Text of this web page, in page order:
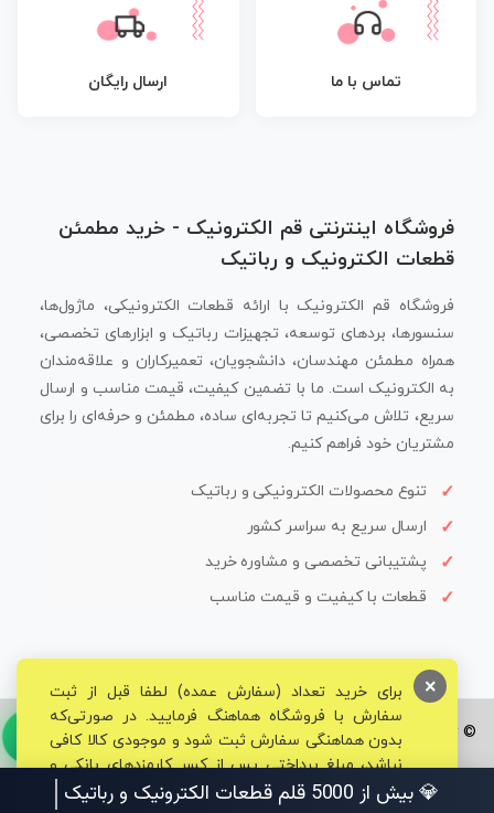
تماس با ما ارسال رایگان
فروشگاه اینترنتی قم الکترونیک - خرید مطمئن
قطعات الکترونیک و رباتیک
فروشگاه قم الکترونیک با ارائه قطعات الکترونیکی، ماژول‌ها،
سنسورها، بردهای توسعه، تجهیزات رباتیک و ابزارهای تخصصی،
همراه مطمئن مهندسان، دانشجویان، تعمیرکاران و علاقه‌مندان
به الکترونیک است. ما با تضمین کیفیت، قیمت مناسب و ارسال
سریع، تلاش می‌کنیم تا تجربه‌ای ساده، مطمئن و حرفه‌ای را برای
مشتریان خود فراهم کنیم.
تنوع محصولات الکترونیکی و رباتیک
ارسال سریع به سراسر کشور
پشتیبانی تخصصی و مشاوره خرید
قطعات با کیفیت و قیمت مناسب
© تمامی حقوق برای فروشگاه تخصصی قم الکترونیک محفوظ می‌باشد.
برای خرید تعداد (سفارش عمده) لطفا قبل از ثبت
سفارش با فروشگاه هماهنگ فرمایید. در صورتی‌که
بدون هماهنگی سفارش ثبت شود و موجودی کالا کافی
نباشد، مبلغ پرداختی پس از کسر کارمزدهای بانکی و
مالیاتی به حساب شما بازگشت داده خواهد شد.
×
💎 بیش از 5000 قلم قطعات الکترونیک و رباتیک